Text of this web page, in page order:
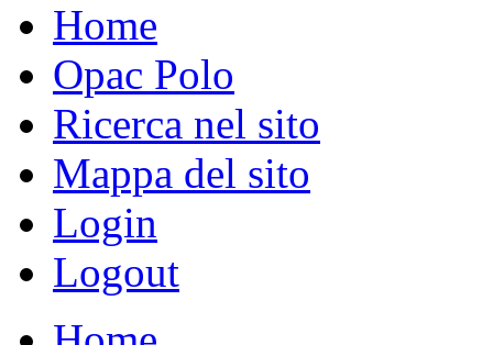
Home
Opac Polo
Ricerca nel sito
Mappa del sito
Login
Logout